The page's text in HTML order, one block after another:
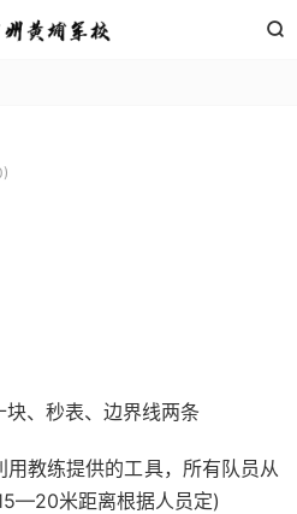

、秒表、边界线两条
教练提供的工具，所有队员从
米距离根据人员定)